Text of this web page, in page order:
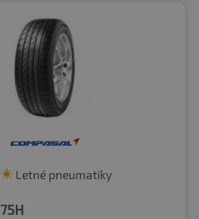
Letné pneumatiky
75H